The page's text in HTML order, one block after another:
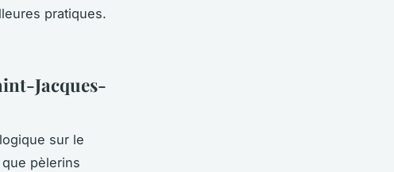
pratiques.
Jacques-
sur le
pèlerins